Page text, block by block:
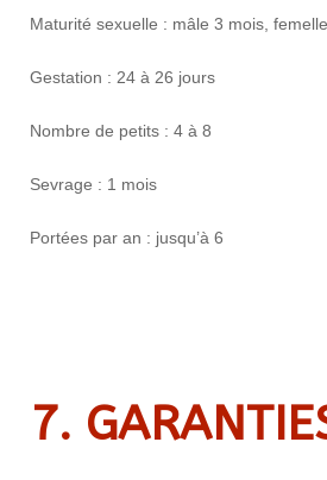
Maturité sexuelle : mâle 3 mois,
Gestation : 24 à 26 jours
Nombre de petits : 4 à 8
Sevrage : 1 mois
Portées par an : jusqu’à 6
7.